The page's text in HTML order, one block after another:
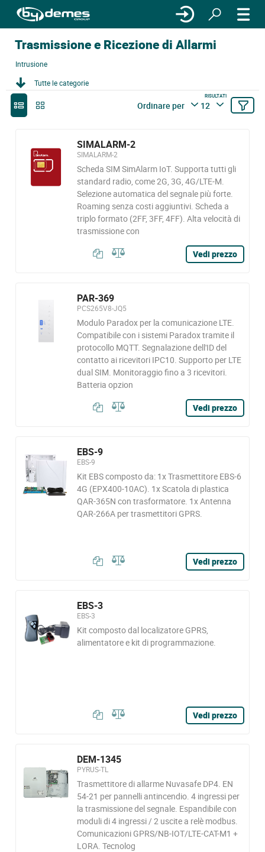
Trasmissione e Ricezione di Allarmi
Intrusione
Tutte le categorie
Ordinare per
RISULTATI
12
SIMALARM-2
SIMALARM-2
Scheda SIM SimAlarm IoT. Supporta tutti gli
standard radio, come 2G, 3G, 4G/LTE-M.
Selezione automatica del segnale più forte.
Roaming senza costi aggiuntivi. Scheda a
triplo formato (2FF, 3FF, 4FF). Alta velocità di
trasmissione con
Vedi prezzo
PAR-369
PCS265V8-JQ5
Modulo Paradox per la comunicazione LTE.
Compatibile con i sistemi Paradox tramite il
protocollo MQTT. Segnalazione dell'ID del
contatto ai ricevitori IPC10. Supporto per LTE
dual SIM. Monitoraggio fino a 3 ricevitori.
Batteria opzion
Vedi prezzo
EBS-9
EBS-9
Kit EBS composto da: 1x Trasmettitore EBS-6
4G (EPX400-10AC). 1x Scatola di plastica
QAR-365N con trasformatore. 1x Antenna
QAR-266A per trasmettitori GPRS.
Vedi prezzo
EBS-3
EBS-3
Kit composto dal localizatore GPRS,
alimentatore e kit di programmazione.
Vedi prezzo
DEM-1345
PYRUS-TL
Trasmettitore di allarme Nuvasafe DP4. EN
54-21 per pannelli antincendio. 4 ingressi per
la trasmissione del segnale. Espandibile con
moduli di 4 ingressi / 2 uscite a relè modbus.
Comunicazioni GPRS/NB-IOT/LTE-CAT-M1 +
LORA. Tecnolog